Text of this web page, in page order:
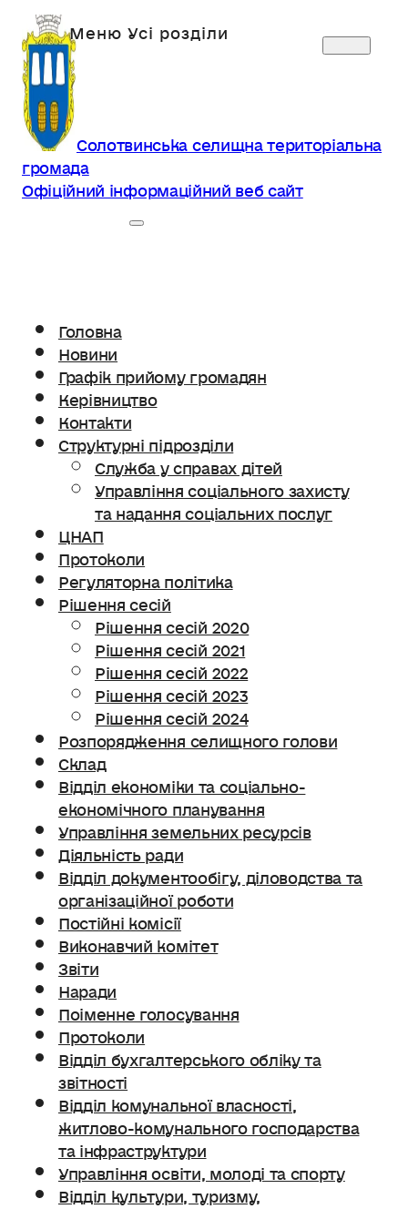
Солотвинська селищна територіальна
громада
Офіційний інформаційний веб сайт
Головна
Новини
Графік прийому громадян
Керівництво
Контакти
Структурні підрозділи
Служба у справах дітей
Управління соціального захисту
та надання соціальних послуг
ЦНАП
Протоколи
Регуляторна політика
Рішення сесій
Рішення сесій 2020
Рішення сесій 2021
Рішення сесій 2022
Рішення сесій 2023
Рішення сесій 2024
Розпорядження селищного голови
Склад
Відділ економіки та соціально-
економічного планування
Управління земельних ресурсів
Діяльність ради
Відділ документообігу, діловодства та
організаційної роботи
Постійні комісії
Виконавчий комітет
Звіти
Наради
Поіменне голосування
Протоколи
Відділ бухгалтерського обліку та
звітності
Відділ комунальної власності,
житлово-комунального господарства
та інфраструктури
Управління освіти, молоді та спорту
Відділ культури, туризму,